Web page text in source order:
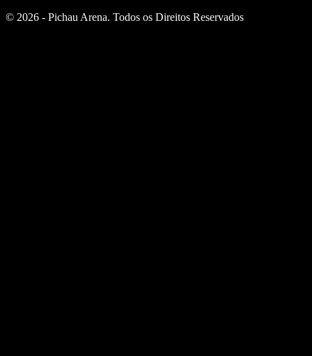
© 2026 - Pichau Arena. Todos os Direitos Reservados